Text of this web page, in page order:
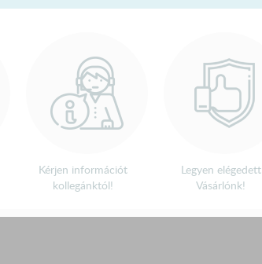
Kérjen információt
kollegánktól!
Legyen elégedett
Vásárlónk!